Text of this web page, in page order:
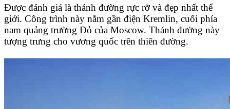
Được đánh giá là thánh đường rực rỡ và đẹp nhất thế
giới. Công trình này nằm gần điện Kremlin, cuối phía
nam quảng trường Đỏ của Moscow. Thánh đường này
tượng trưng cho vương quốc trên thiên đường.